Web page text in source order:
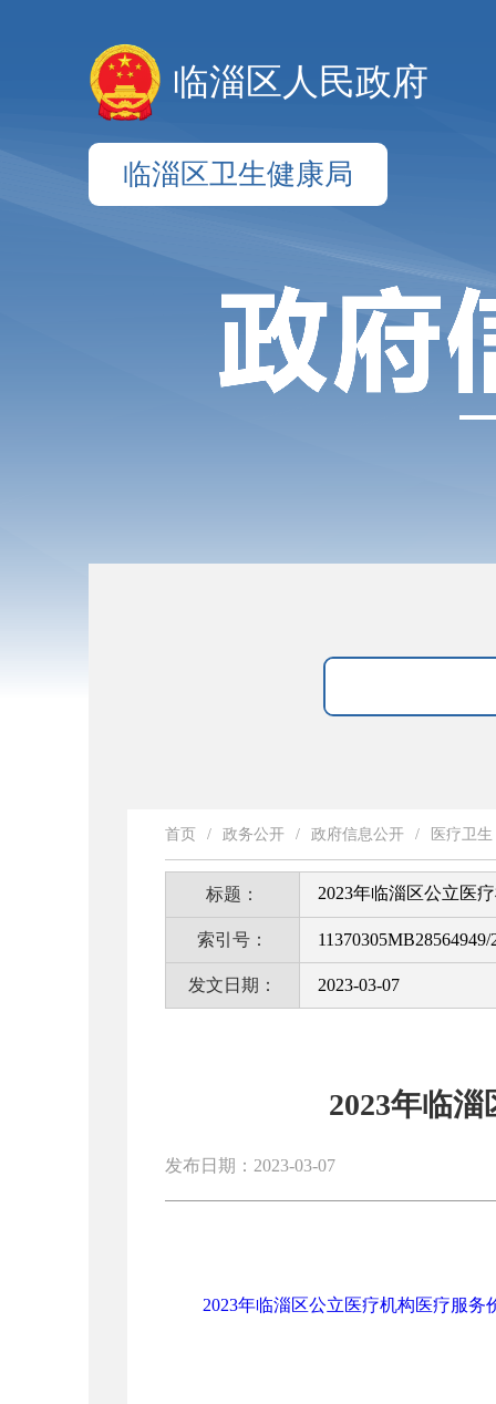
临淄区人民政府
临淄区卫生健康局
首页 / 政务公开 / 政府信息公开 / 医疗卫生
标题： 2023年临淄区公立医
索引号： 11370305MB28564949/
发文日期： 2023-03-07
2023年临
发布日期：2023-03-07
2023年临淄区公立医疗机构医疗服务